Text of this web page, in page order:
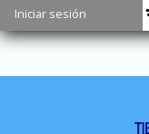
Iniciar sesión